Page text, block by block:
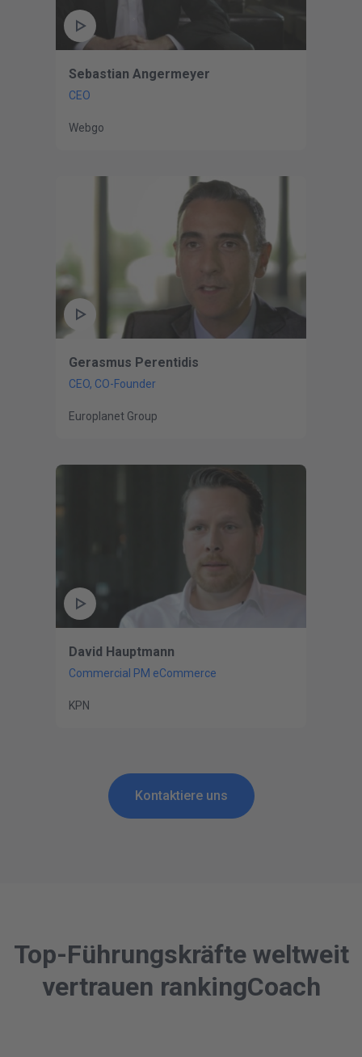
Sebastian Angermeyer
CEO
Webgo
Gerasmus Perentidis
CEO, CO-Founder
Europlanet Group
David Hauptmann
Commercial PM eCommerce
KPN
Kontaktiere uns
Top-Führungskräfte weltweit
vertrauen rankingCoach